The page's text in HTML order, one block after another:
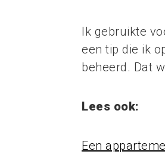
Ik gebruikte
een tip die ik
beheerd. Dat
Lees ook:
Een